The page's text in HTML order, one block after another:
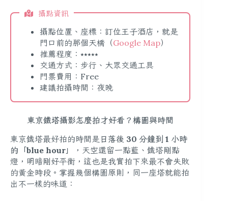
攝點資訊
攝點位置、座標：訂位王子酒店，就是
門口前的那個天橋（Google Map）
推薦程度：⭑⭑⭑⭑⭑
交通方式：步行、大眾交通工具
門票費用：Free
建議拍攝時間：夜晚
東京鐵塔攝影怎麼拍才好看？構圖與時間
東京鐵塔最好拍的時間是 日落後 30 分鐘到 1 小時
的「blue hour」
，天空還留一點藍、鐵塔剛點
燈，明暗剛好平衡，這也是我實拍下來最不會失敗
的黃金時段。掌握幾個構圖原則，同一座塔就能拍
出不一樣的味道：